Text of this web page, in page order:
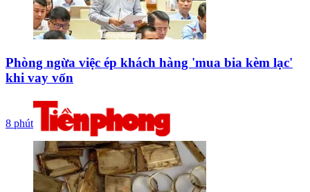
Phòng ngừa việc ép khách hàng 'mua bia kèm lạc'
khi vay vốn
8 phút